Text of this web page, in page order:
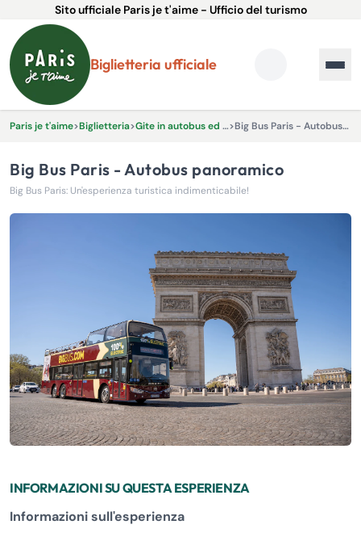
Sito ufficiale Paris je t'aime - Ufficio del turismo
Biglietteria ufficiale
Paris je t'aime>Biglietteria> Gite in autobus ed escursioni> Big Bus Paris - Autobus panoramico
Big Bus Paris - Autobus panoramico
Big Bus Paris: Un'esperienza turistica indimenticabile!
INFORMAZIONI SU QUESTA ESPERIENZA
Informazioni sull'esperienza